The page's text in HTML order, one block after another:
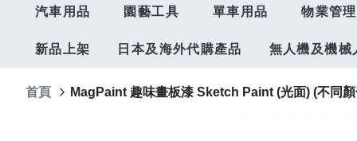
汽車用品 園藝工具 單車用品 物業管
新品上架 日本及海外代購產品 無人機及機械
首頁 MagPaint 趣味畫板漆 Sketch Paint (光面) (不同